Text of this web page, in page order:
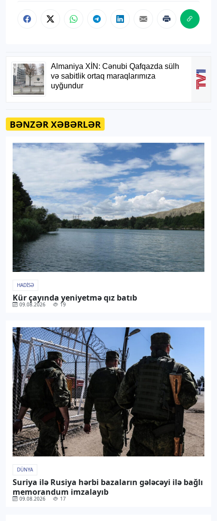
BƏNZƏR XƏBƏRLƏR
HADISƏ
Kür çayında yeniyetmə qız batıb
09.08.2026 19
DÜNYA
Suriya ilə Rusiya hərbi bazaların gələcəyi ilə bağlı
memorandum imzalayıb
09.08.2026 17